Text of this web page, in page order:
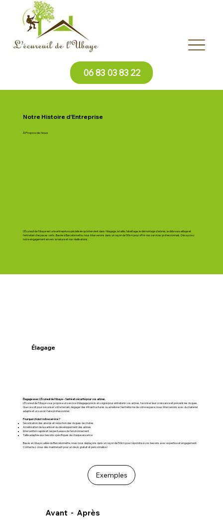
06 83 03 83 22
Notre Histoire d'Entreprise
À Propos de Nous
L'Écureuil de l'Ubaye est une entreprise spécialisée qui intervient dans l'élagage, la taille, l'abattage, le démontage d'arbres, le débroussaillage et
l'entretien d'espaces verts. Basée à Barcelonnette, nous intervenons dans un rayon de 50km pour offrir nos services professionnels. Découvrez
notre engagement envers la nature et nos réalisations.
Élagage
Avant - Après
Élagage avec L’Écureuil de l’Ubaye – Santé et sécurité pour vos arbres.
L’Écureuil de l’Ubaye vous propose un service d’élagage précis et soigné pour entretenir vos arbres, favoriser leur croissance et prévenir les risques.
Que ce soit pour sécuriser votre terrain, dégager des infrastructures ou améliorer l’esthétisme de votre espace, nous intervenons avec du matériel
adapté et un savoir-faire professionnel.
Pourquoi choisir notre service ?
Sécurisation des abords et réduction des risques de chutes
Amélioration de la santé et du développement des arbres
Intervention rapide et respectueuse de l’environnement
Taille adaptée aux besoins spécifiques de chaque essence
Basés en Ubaye vallée de Barcelonnette, nous nous déplaçons dans un rayon de 50km pour répondre à vos besoins avec expertise et engagement.
Contactez-nous dès maintenant pour un devis gratuit et personnalisé !
Exemples